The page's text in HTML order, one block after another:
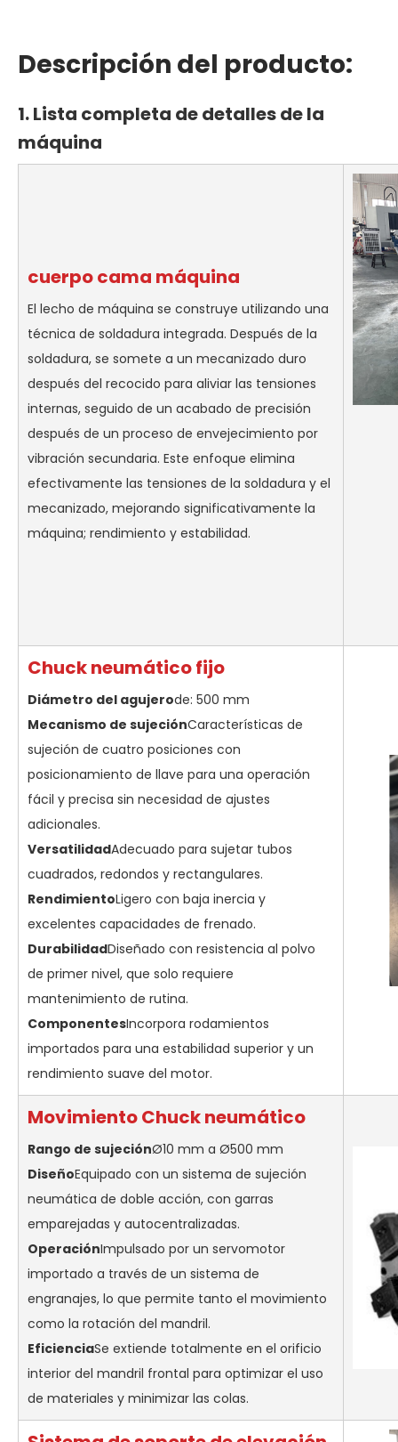
Descripción del producto:
1. Lista completa de detalles de la
máquina
cuerpo cama máquina
El lecho de máquina se construye utilizando una
técnica de soldadura integrada. Después de la
soldadura, se somete a un mecanizado duro
después del recocido para aliviar las tensiones
internas, seguido de un acabado de precisión
después de un proceso de envejecimiento por
vibración secundaria. Este enfoque elimina
efectivamente las tensiones de la soldadura y el
mecanizado, mejorando significativamente la
máquina; rendimiento y estabilidad.
Chuck neumático fijo
Diámetro del agujerode: 500 mm
Mecanismo de sujeciónCaracterísticas de
sujeción de cuatro posiciones con
posicionamiento de llave para una operación
fácil y precisa sin necesidad de ajustes
adicionales.
VersatilidadAdecuado para sujetar tubos
cuadrados, redondos y rectangulares.
RendimientoLigero con baja inercia y
excelentes capacidades de frenado.
DurabilidadDiseñado con resistencia al polvo
de primer nivel, que solo requiere
mantenimiento de rutina.
ComponentesIncorpora rodamientos
importados para una estabilidad superior y un
rendimiento suave del motor.
Movimiento Chuck neumático
Rango de sujeciónØ10 mm a Ø500 mm
DiseñoEquipado con un sistema de sujeción
neumática de doble acción, con garras
emparejadas y autocentralizadas.
OperaciónImpulsado por un servomotor
importado a través de un sistema de
engranajes, lo que permite tanto el movimiento
como la rotación del mandril.
EficienciaSe extiende totalmente en el orificio
interior del mandril frontal para optimizar el uso
de materiales y minimizar las colas.